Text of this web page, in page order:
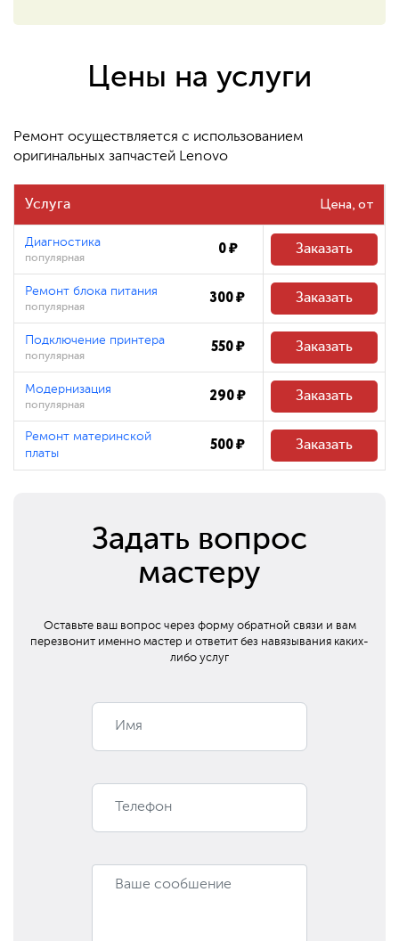
Цены на услуги
Ремонт осуществляется с использованием
оригинальных запчастей Lenovo
Услуга Цена
Диагностика
популярная 0 ₽ Заказать
Ремонт блока питания
популярная 300 ₽ Заказать
Подключение принтера
популярная 550 ₽ Заказать
Модернизация
популярная 290 ₽ Заказать
Ремонт материнской
платы
500 ₽ Заказать
Задать вопрос
мастеру
Оставьте ваш вопрос через форму обратной связи и вам
перезвонит именно мастер и ответит без навязывания каких-
либо услуг